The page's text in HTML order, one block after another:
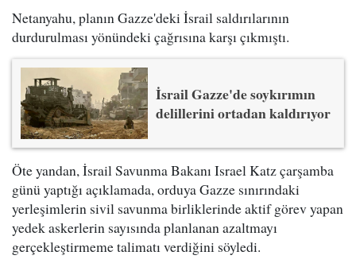
Netanyahu, planın Gazze'deki İsrail saldırılarının
durdurulması yönündeki çağrısına karşı çıkmıştı.
İsrail Gazze'de soykırımın
delillerini ortadan kaldırıyor
Öte yandan, İsrail Savunma Bakanı Israel Katz çarşamba
günü yaptığı açıklamada, orduya Gazze sınırındaki
yerleşimlerin sivil savunma birliklerinde aktif görev yapan
yedek askerlerin sayısında planlanan azaltmayı
gerçekleştirmeme talimatı verdiğini söyledi.